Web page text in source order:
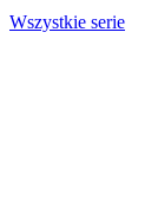
Wszystkie serie